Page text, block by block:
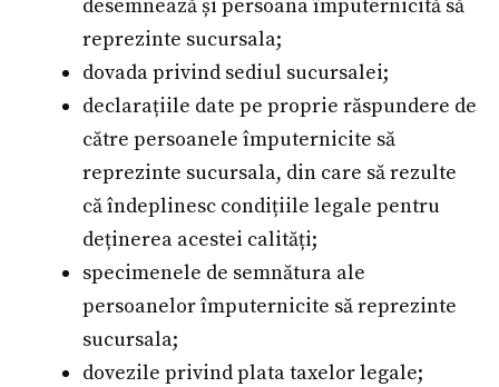
desemnează și persoana împuternicită să
reprezinte sucursala;
dovada privind sediul sucursalei;
declarațiile date pe proprie răspundere de
către persoanele împuternicite să
reprezinte sucursala, din care să rezulte
că îndeplinesc condițiile legale pentru
deținerea acestei calități;
specimenele de semnătura ale
persoanelor împuternicite să reprezinte
sucursala;
dovezile privind plata taxelor legale;